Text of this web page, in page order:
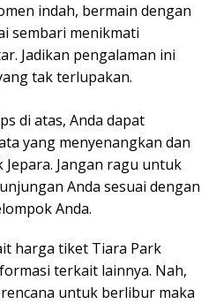
indah, bermain dengan
sembari menikmati
Jadikan pengalaman ini
tak terlupakan.
di atas, Anda dapat
yang menyenangkan dan
Jangan ragu untuk
Anda sesuai dengan
Anda.
harga tiket Tiara Park
terkait lainnya. Nah,
untuk berlibur maka